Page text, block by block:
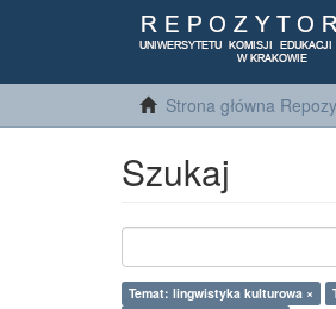
Strona główna
Szukaj
Temat: lingwistyka kulturowa ×